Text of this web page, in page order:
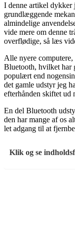
I denne artikel dykker
grundlæggende
almindelige
vide mere om denne
overflødige, så læs
Alle nyere computere,
Bluetooth, hvilket har
populært end
det gamle udstyr jeg
efterhånden skiftet ud
En del Bluetooth
den har mange af os
let adgang til at
Klik og se